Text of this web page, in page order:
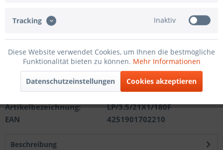
In den Warenkorb
Merken
Artikel-Nr.:
201210212121
Artikelbezeichnung:
LP/3.5/21X1/180F
EAN
4251901702210
Beschreibung
Tracking Inaktiv
Diese Website verwendet Cookies, um Ihnen die bestmögliche
Funktionalität bieten zu können. Mehr Informationen
Datenschutzeinstellungen Cookies akzeptieren